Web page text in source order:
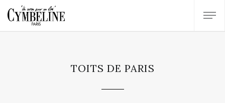
TOITS DE PARIS